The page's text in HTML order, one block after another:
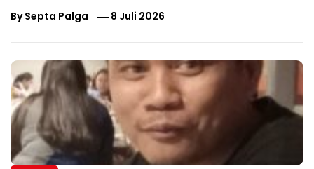
BySepta Palga 8 Juli 2026